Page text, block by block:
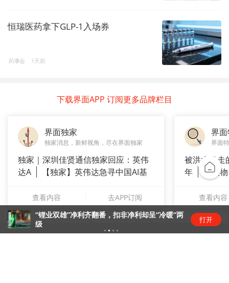
恒瑞医药拿下GLP-1入场券
药事会 1天前
下载界面APP 订阅更多品牌栏目
界面独家
独家消息，新鲜视角，尽在界面独家
独家｜深圳佳贤通信独家回应：英伟
达A
【独家】英伟达急寻中国AI基
查看内容 去APP订阅
界
界面
被洪水卷走
年
【人
查看内容
“锂业双雄”净利齐翻番，扣非净利却呈“冷暖”两
级
打开